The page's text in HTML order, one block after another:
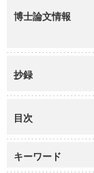
博士論文情報
抄録
目次
キーワード